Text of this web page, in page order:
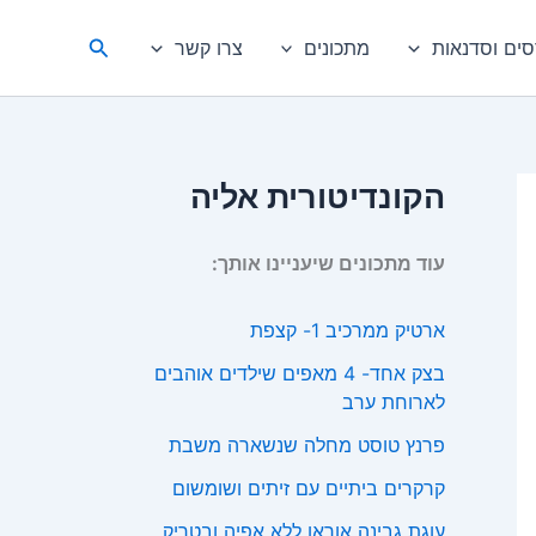
וסדנאות מתכונים צרו קשר חיפוש
הקונדיטורית אליה
עוד מתכונים שיעניינו אותך:
ארטיק ממרכיב 1- קצפת
בצק אחד- 4 מאפים שילדים אוהבים
לארוחת ערב
פרנץ טוסט מחלה שנשארה משבת
קרקרים ביתיים עם זיתים ושומשום